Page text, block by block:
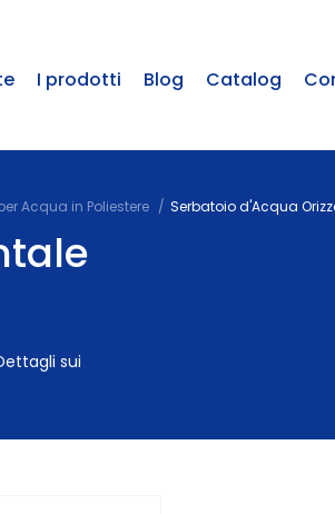
I prodotti Blog Catalog
Acqua in Poliestere Serbatoio d'Acqua
sui